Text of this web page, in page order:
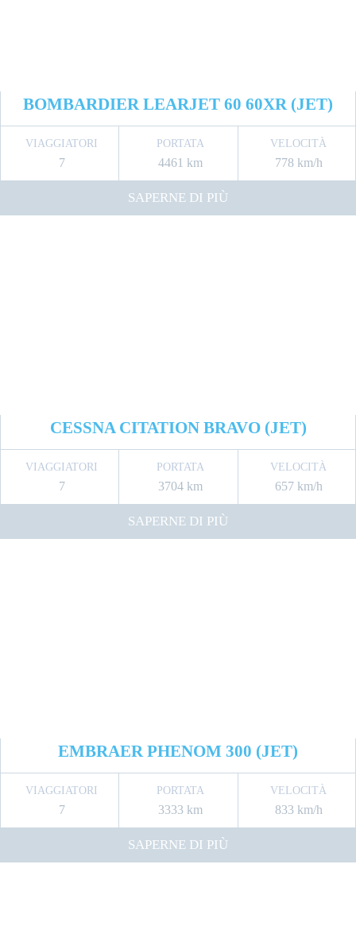
BOMBARDIER LEARJET 60 60XR (JET)
VIAGGIATORI
7
PORTATA
4461 km
VELOCITÀ
778 km/h
SAPERNE DI PIÙ
CESSNA CITATION BRAVO (JET)
VIAGGIATORI
7
PORTATA
3704 km
VELOCITÀ
657 km/h
SAPERNE DI PIÙ
EMBRAER PHENOM 300 (JET)
VIAGGIATORI
7
PORTATA
3333 km
VELOCITÀ
833 km/h
SAPERNE DI PIÙ